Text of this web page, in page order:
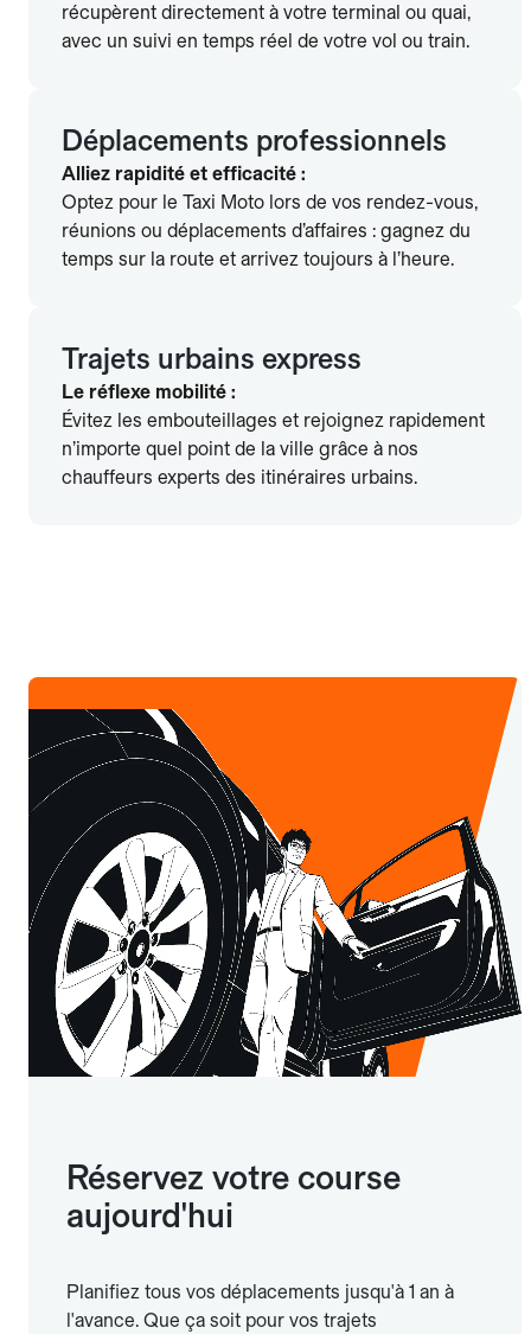
récupèrent directement à votre terminal ou quai,
avec un suivi en temps réel de votre vol ou train.
Déplacements professionnels
Alliez rapidité et efficacité :
Optez pour le Taxi Moto lors de vos rendez-vous,
réunions ou déplacements d’affaires : gagnez du
temps sur la route et arrivez toujours à l’heure.
Trajets urbains express
Le réflexe mobilité :
Évitez les embouteillages et rejoignez rapidement
n’importe quel point de la ville grâce à nos
chauffeurs experts des itinéraires urbains.
Réservez votre course
aujourd'hui
Planifiez tous vos déplacements jusqu'à 1 an à
l'avance. Que ça soit pour vos trajets